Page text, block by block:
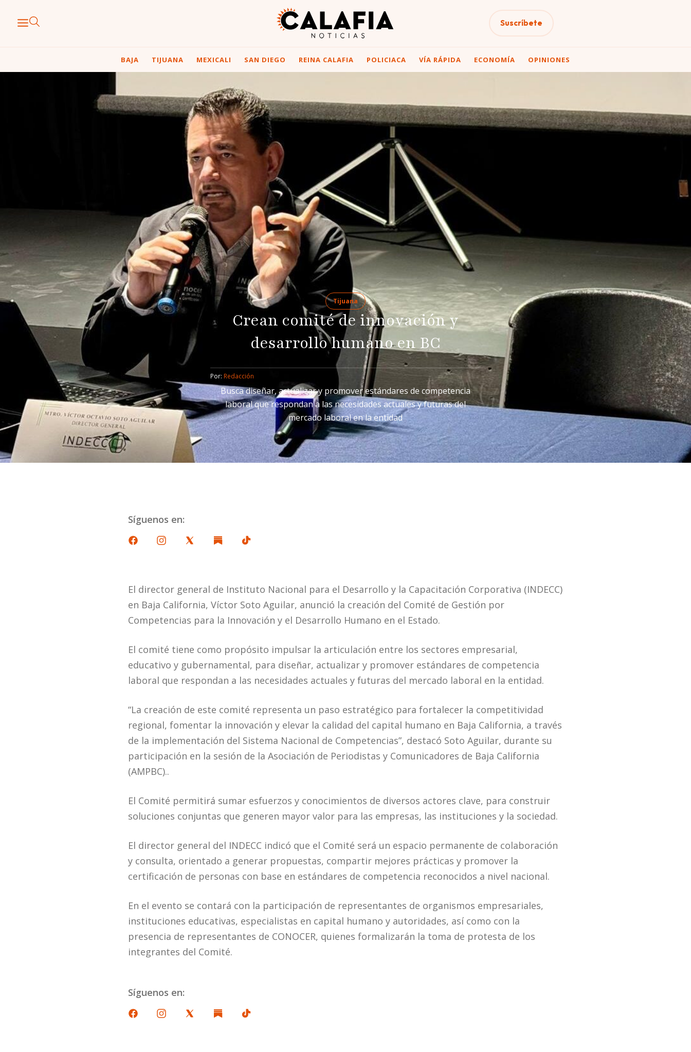
Suscríbete
BAJA TIJUANA MEXICALI SAN DIEGO REINA CALAFIA POLICIACA VÍA RÁPIDA ECONOMÍA OPINIONES
Tijuana
Crean comité de innovación y
desarrollo humano en BC
Por: Redacción
Busca diseñar, actualizar y promover estándares de competencia
laboral que respondan a las necesidades actuales y futuras del
mercado laboral en la entidad
Síguenos en:
El director general de Instituto Nacional para el Desarrollo y la Capacitación Corporativa (INDECC)
en Baja California, Víctor Soto Aguilar, anunció la creación del Comité de Gestión por
Competencias para la Innovación y el Desarrollo Humano en el Estado.
El comité tiene como propósito impulsar la articulación entre los sectores empresarial,
educativo y gubernamental, para diseñar, actualizar y promover estándares de competencia
laboral que respondan a las necesidades actuales y futuras del mercado laboral en la entidad.
“La creación de este comité representa un paso estratégico para fortalecer la competitividad
regional, fomentar la innovación y elevar la calidad del capital humano en Baja California, a través
de la implementación del Sistema Nacional de Competencias”, destacó Soto Aguilar, durante su
participación en la sesión de la Asociación de Periodistas y Comunicadores de Baja California
(AMPBC)..
El Comité permitirá sumar esfuerzos y conocimientos de diversos actores clave, para construir
soluciones conjuntas que generen mayor valor para las empresas, las instituciones y la sociedad.
El director general del INDECC indicó que el Comité será un espacio permanente de colaboración
y consulta, orientado a generar propuestas, compartir mejores prácticas y promover la
certificación de personas con base en estándares de competencia reconocidos a nivel nacional.
En el evento se contará con la participación de representantes de organismos empresariales,
instituciones educativas, especialistas en capital humano y autoridades, así como con la
presencia de representantes de CONOCER, quienes formalizarán la toma de protesta de los
integrantes del Comité.
Síguenos en: